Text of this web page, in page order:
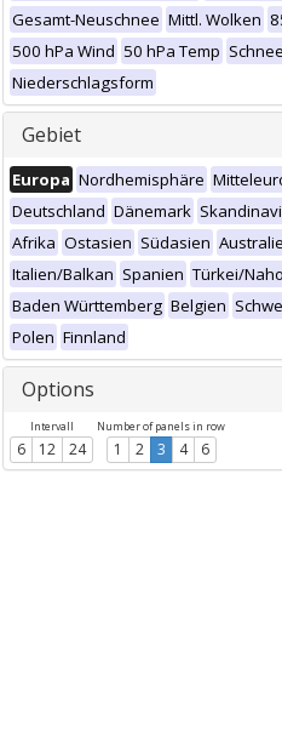
Gesamt-Neuschnee Mittl. Wolken
500 hPa Wind 50 hPa Temp
Niederschlagsform
Gebiet
Europa Nordhemisphäre
Deutschland Dänemark
Afrika Ostasien Südasien
Italien/Balkan Spanien Türkei/
Baden Württemberg Belgien
Polen Finnland
Options
Intervall
6 12 24
Number of panels in row
1 2 3 4 6